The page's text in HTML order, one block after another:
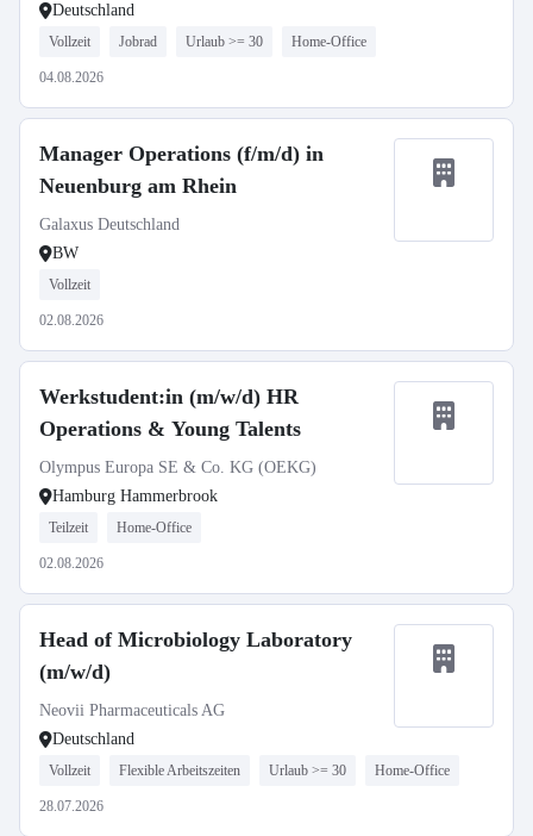
Deutschland
Vollzeit Jobrad Urlaub >= 30 Home-Office
04.08.2026
Manager Operations (f/m/d) in
Neuenburg am Rhein
Galaxus Deutschland
BW
Vollzeit
02.08.2026
Werkstudent:in (m/w/d) HR
Operations & Young Talents
Olympus Europa SE & Co. KG (OEKG)
Hamburg Hammerbrook
Teilzeit Home-Office
02.08.2026
Head of Microbiology Laboratory
(m/w/d)
Neovii Pharmaceuticals AG
Deutschland
Vollzeit Flexible Arbeitszeiten Urlaub >= 30 Home-Office
28.07.2026